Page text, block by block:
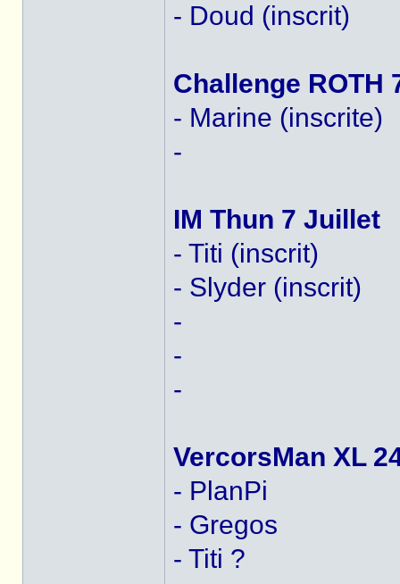
- Doud (inscrit)
Challenge ROTH
- Marine (inscrite)
-
IM Thun 7 Juillet
- Titi (inscrit)
- Slyder (inscrit)
-
-
-
VercorsMan XL
- PlanPi
- Gregos
- Titi ?